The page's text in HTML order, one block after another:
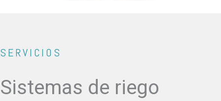
SERVICIOS
Sistemas de riego